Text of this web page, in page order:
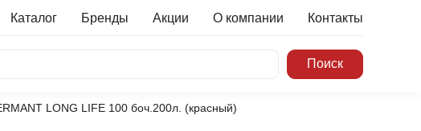
Каталог Бренды Акции О компании Контакты
LONG LIFE 100 боч.200л. (красный)